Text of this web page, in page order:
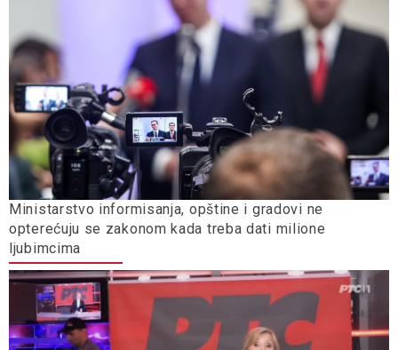
Ministarstvo informisanja, opštine i gradovi ne
opterećuju se zakonom kada treba dati milione
ljubimcima